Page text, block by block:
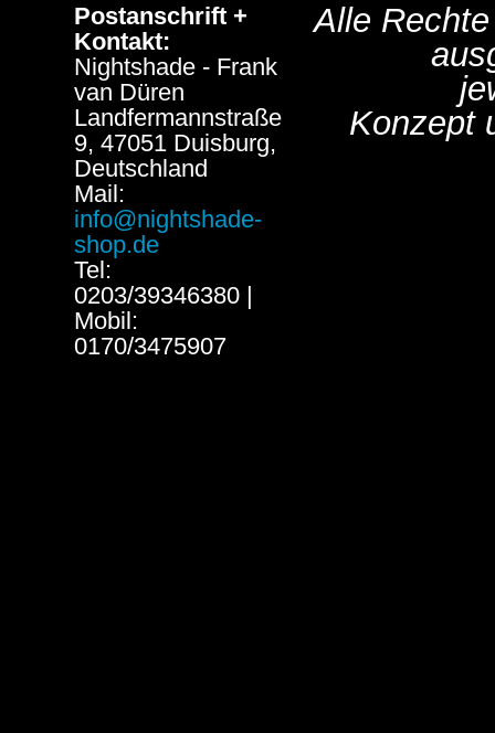
Postanschrift +
Kontakt:
Nightshade - Frank
van Düren
Landfermannstraße
9, 47051 Duisburg,
Deutschland
Mail:
info@nightshade-
shop.de
Tel:
0203/39346380 |
Mobil:
0170/3475907
Alle
Konzept